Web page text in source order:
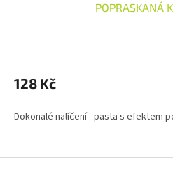
POPRASKANÁ
128 Kč
Dokonalé nalíčení - pasta s efektem